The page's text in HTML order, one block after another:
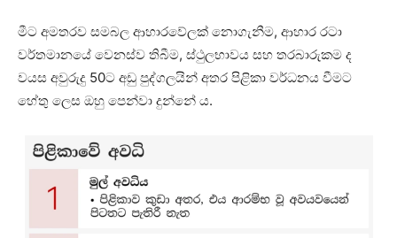
මීට අමතරව සමබල ආහාරවේලක් නොගැනීම, ආහාර රටා
වර්තමානයේ වෙනස්ව තිබීම, ස්ථුලභාවය සහ තරබාරුකම ද
වයස අවුරුදු 50ට අඩු පුද්ගලයින් අතර පිළිකා වර්ධනය වීමට
හේතු ලෙස ඔහු පෙන්වා දුන්නේ ය.